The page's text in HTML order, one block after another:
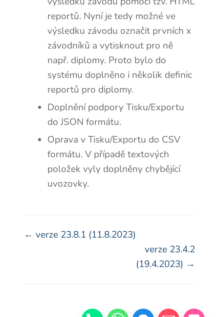
reportů. Nyní je tedy možné ve
výsledku závodu označit prvních x
závodníků a vytisknout pro ně
např. diplomy. Proto bylo do
systému doplněno i několik definic
reportů pro diplomy.
Doplnění podpory Tisku/Exportu
do JSON formátu.
Oprava v Tisku/Exportu do CSV
formátu. V případě textových
položek vyly doplněny chybějící
uvozovky.
Navigace
← verze 23.8.1 (11.8.2023)
verze 23.4.2
(19.4.2023) →